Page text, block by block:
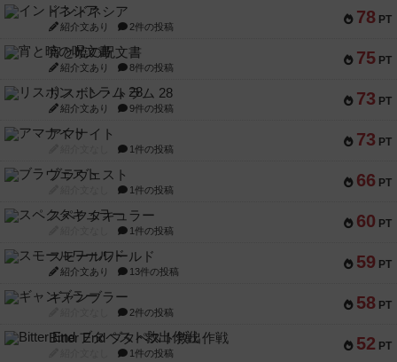
78 PT
インドネシア
紹介文あり 2件の投稿
75 PT
宵と暁の呪文書
紹介文あり 8件の投稿
73 PT
リスボン・トラム 28
紹介文あり 9件の投稿
73 PT
アマナイト
1件の投稿
66 PT
ブラヴェスト
1件の投稿
60 PT
スペクタキュラー
1件の投稿
59 PT
スモールワールド
紹介文あり 13件の投稿
58 PT
ギャンブラー
2件の投稿
52 PT
Bitter End ブタペスト救出作戦
1件の投稿